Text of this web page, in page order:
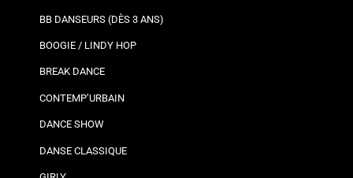
BB DANSEURS (DÈS 3 ANS)
BOOGIE / LINDY HOP
BREAK DANCE
CONTEMP’URBAIN
DANCE SHOW
DANSE CLASSIQUE